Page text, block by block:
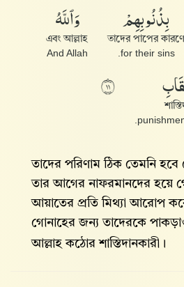
بِذُنُوبِهِمْ
তাদের পাপের কারণে
for their sins.
وَٱللَّهُ
এবং আল্লাহ
And Allah
١١
তাদের পরিণাম ঠিক তেমনি
তার আগের নাফরমানদের হয়ে
আয়াতের প্রতি মিথ্যা আরোপ
গোনাহের জন্য তাদেরকে
আল্লাহ‌ কঠোর শাস্তিদানকারী।